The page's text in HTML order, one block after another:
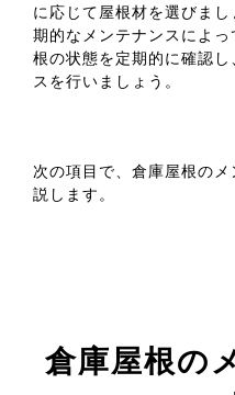
に応じて屋根材を選びま
期的なメンテナンスによ
根の状態を定期的に確認
スを行いましょう。
次の項目で、倉庫屋根の
説します。
倉庫屋根の